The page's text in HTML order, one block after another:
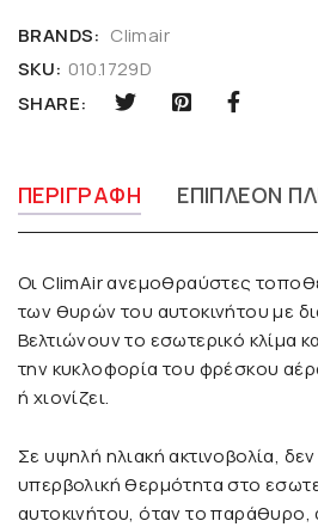
BRANDS: Climair
SKU: 010.1729D
SHARE:
ΠΕΡΙΓΡΑΦΉ ΕΠΙΠΛΈΟΝ
Οι ClimAir ανεμοθραύστες
των θυρών του αυτοκινήτου με
Βελτιώνουν το εσωτερικό κλίμα
την κυκλοφορία του φρέσκου
ή χιονίζει.
Σε υψηλή ηλιακή ακτινοβολία,
υπερβολική θερμότητα στο
αυτοκινήτου, όταν το